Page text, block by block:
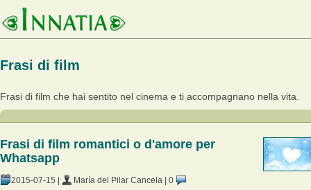
Frasi di film
Frasi di film che hai sentito nel cinema e ti accompagnano nella vita.
Frasi di film romantici o d'amore per
Whatsapp
2015-07-15 María del Pilar Cancela 0